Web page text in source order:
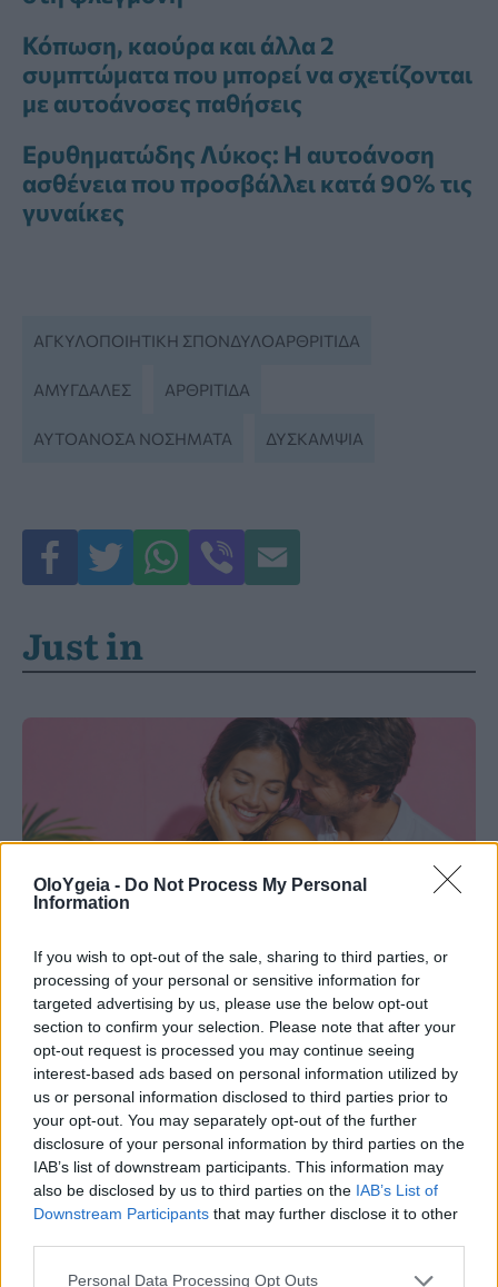
OloYgeia - Do Not Process My Personal
Information
If you wish to opt-out of the sale, sharing to third parties, or
processing of your personal or sensitive information for
targeted advertising by us, please use the below opt-out
section to confirm your selection. Please note that after your
opt-out request is processed you may continue seeing
interest-based ads based on personal information utilized by
us or personal information disclosed to third parties prior to
your opt-out. You may separately opt-out of the further
disclosure of your personal information by third parties on the
IAB’s list of downstream participants. This information may
also be disclosed by us to third parties on the IAB’s List of
Downstream Participants that may further disclose it to other
Personal Data Processing Opt Outs
Κόπωση, καούρα και άλλα 2
συμπτώματα που μπορεί να σχετίζονται
με αυτοάνοσες παθήσεις
Ερυθηματώδης Λύκος: Η αυτοάνοση
ασθένεια που προσβάλλει κατά 90% τις
γυναίκες
ΑΓΚΥΛΟΠΟΙΗΤΙΚΉ ΣΠΟΝΔΥΛΟΑΡΘΡΊΤΙΔΑ
ΑΜΥΓΔΑΛΈΣ ΑΡΘΡΊΤΙΔΑ
ΑΥΤΟΆΝΟΣΑ ΝΟΣΉΜΑΤΑ ΔΥΣΚΑΜΨΊΑ
Just in
ΣΥΜΒΟΥΛΕΣ ΕΙΔΙΚΩΝ
Σας βομβαρδίζει ο σύντροφος σας με
αγάπη; Πότε το love bombing δείχνει
πρόβλημα
Το love bombing μπορεί αρχικά να μοιάζει με